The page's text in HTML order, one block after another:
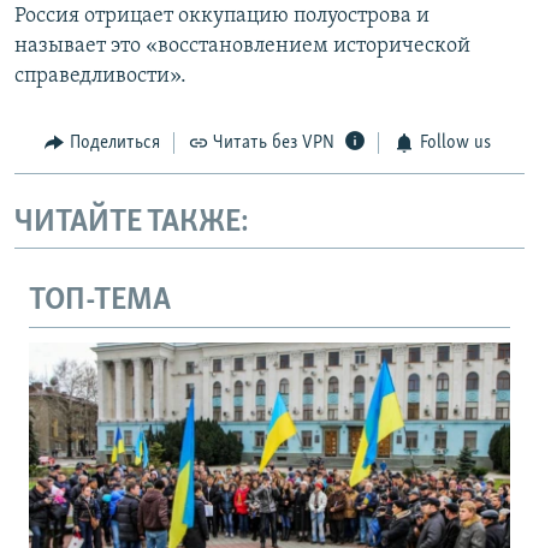
Россия отрицает оккупацию полуострова и
называет это «восстановлением исторической
справедливости».
Поделиться Читать без VPN Follow us
ЧИТАЙТЕ ТАКЖЕ:
ТОП-ТЕМА